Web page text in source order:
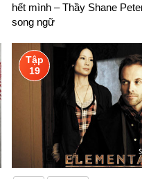
hết mình – Thầy Shane
song ngữ
Tập
19